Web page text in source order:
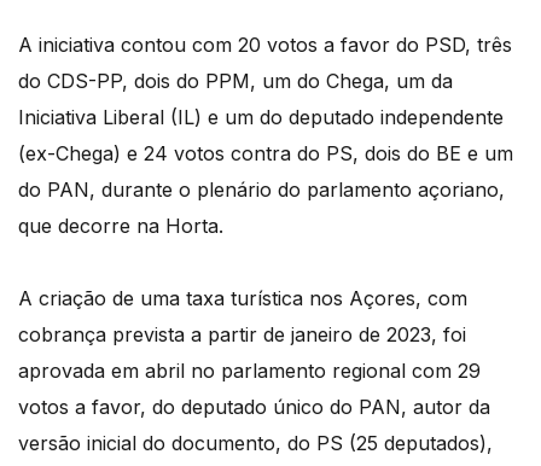
A iniciativa contou com 20 votos a favor do PSD, três
do CDS-PP, dois do PPM, um do Chega, um da
Iniciativa Liberal (IL) e um do deputado independente
(ex-Chega) e 24 votos contra do PS, dois do BE e um
do PAN, durante o plenário do parlamento açoriano,
que decorre na Horta.
A criação de uma taxa turística nos Açores, com
cobrança prevista a partir de janeiro de 2023, foi
aprovada em abril no parlamento regional com 29
votos a favor, do deputado único do PAN, autor da
versão inicial do documento, do PS (25 deputados),